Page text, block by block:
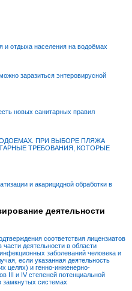
и отдыха населения на водоёмах
заразиться энтеровирусной
новых санитарных правил
ПРИ ВЫБОРЕ ПЛЯЖА
ТРЕБОВАНИЯ, КОТОРЫЕ
и акарицидной обработки в
деятельности
соответствия лицензиатов
деятельности в области
заболеваний человека и
если указанная деятельность
целях) и генно-инженерно-
III и IV степеней потенциальной
замкнутых системах